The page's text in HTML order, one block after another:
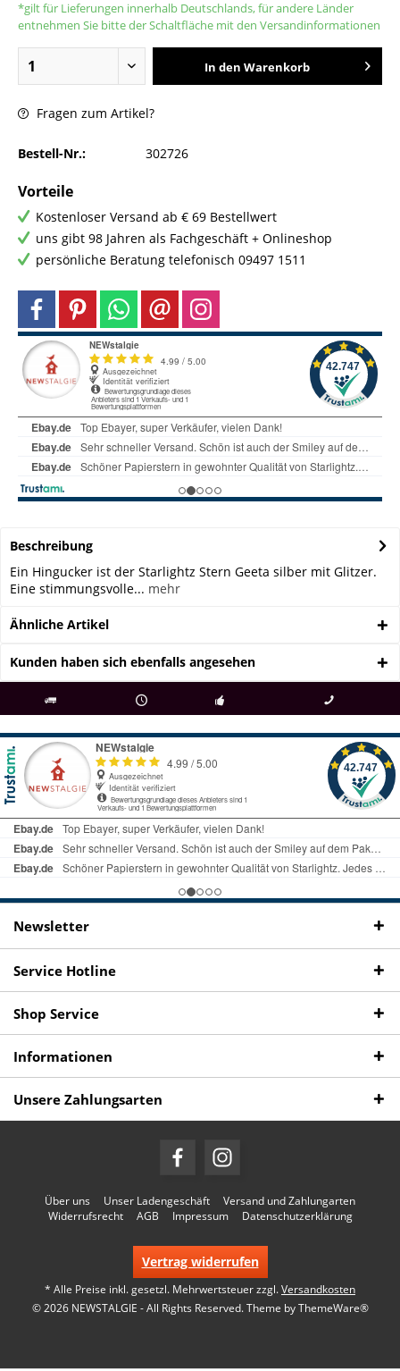
*gilt für Lieferungen innerhalb Deutschlands, für andere Länder
entnehmen Sie bitte der Schaltfläche mit den Versandinformationen
In den Warenkorb
Fragen zum Artikel?
Bestell-Nr.: 302726
Vorteile
Kostenloser Versand ab € 69 Bestellwert
uns gibt 98 Jahren als Fachgeschäft + Onlineshop
persönliche Beratung telefonisch 09497 1511
Beschreibung
Ein Hingucker ist der Starlightz Stern Geeta silber mit Glitzer.
Eine stimmungsvolle... mehr
Ähnliche Artikel
Kunden haben sich ebenfalls angesehen
ab € 69 Bestellwert seit 98 Jahren Fachgeschäft + telefonisch erreichbar
09497 1511
Newsletter
Service Hotline
Shop Service
Informationen
Unsere Zahlungsarten
Über uns Unser Ladengeschäft
Versand und Zahlungarten
Widerrufsrecht
AGB Impressum Datenschutzerklärung
Vertrag widerrufen
* Alle Preise inkl. gesetzl. Mehrwertsteuer zzgl.Versandkosten
© 2026 NEWSTALGIE - All Rights Reserved. Theme byThemeWare®